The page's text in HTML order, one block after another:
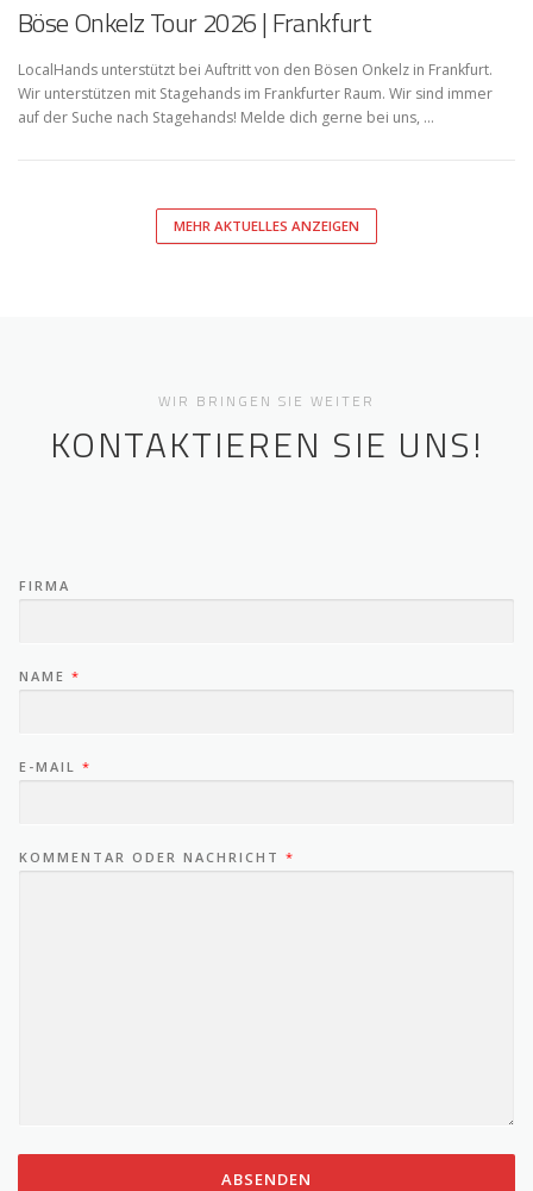
Böse Onkelz Tour 2026 | Frankfurt
LocalHands unterstützt bei Auftritt von den Bösen Onkelz in Frankfurt.
Wir unterstützen mit Stagehands im Frankfurter Raum. Wir sind immer
auf der Suche nach Stagehands! Melde dich gerne bei uns, …
MEHR AKTUELLES ANZEIGEN
WIR BRINGEN SIE WEITER
KONTAKTIEREN SIE UNS!
FIRMA
NAME *
E-MAIL *
KOMMENTAR ODER NACHRICHT *
ABSENDEN